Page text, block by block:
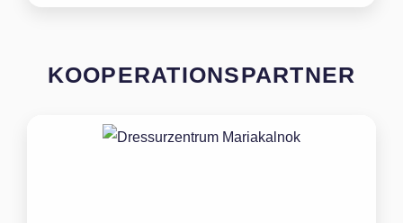
KOOPERATIONSPARTNER